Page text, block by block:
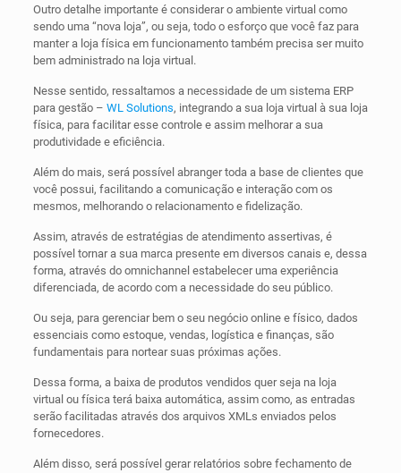
Outro detalhe importante é considerar o ambiente virtual como
sendo uma “nova loja”, ou seja, todo o esforço que você faz para
manter a loja física em funcionamento também precisa ser muito
bem administrado na loja virtual.
Nesse sentido, ressaltamos a necessidade de um sistema ERP
para gestão – WL Solutions, integrando a sua loja virtual à sua loja
física, para facilitar esse controle e assim melhorar a sua
produtividade e eficiência.
Além do mais, será possível abranger toda a base de clientes que
você possui, facilitando a comunicação e interação com os
mesmos, melhorando o relacionamento e fidelização.
Assim, através de estratégias de atendimento assertivas, é
possível tornar a sua marca presente em diversos canais e, dessa
forma, através do omnichannel estabelecer uma experiência
diferenciada, de acordo com a necessidade do seu público.
Ou seja, para gerenciar bem o seu negócio online e físico, dados
essenciais como estoque, vendas, logística e finanças, são
fundamentais para nortear suas próximas ações.
Dessa forma, a baixa de produtos vendidos quer seja na loja
virtual ou física terá baixa automática, assim como, as entradas
serão facilitadas através dos arquivos XMLs enviados pelos
fornecedores.
Além disso, será possível gerar relatórios sobre fechamento de